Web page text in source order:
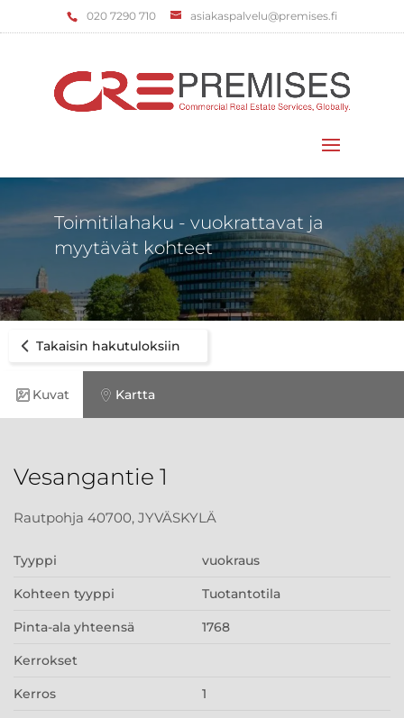
‌020 7290 710 asiakaspalvelu@premises.fi
Toimitilahaku - vuokrattavat ja
myytävät kohteet
Takaisin hakutuloksiin
Kuvat Kartta
Vesangantie 1
Rautpohja 40700, JYVÄSKYLÄ
Tyyppi vuokraus
Kohteen tyyppi Tuotantotila
Pinta-ala yhteensä 1768
Kerrokset
Kerros 1